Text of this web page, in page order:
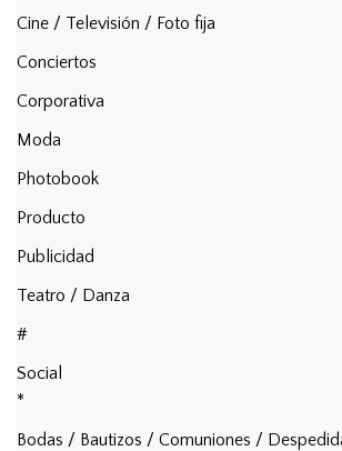
Cine / Televisión / Foto fija
Conciertos
Corporativa
Moda
Photobook
Producto
Publicidad
Teatro / Danza
#
Social
*
Bodas / Bautizos / Comuniones /